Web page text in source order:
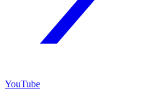
YouTube